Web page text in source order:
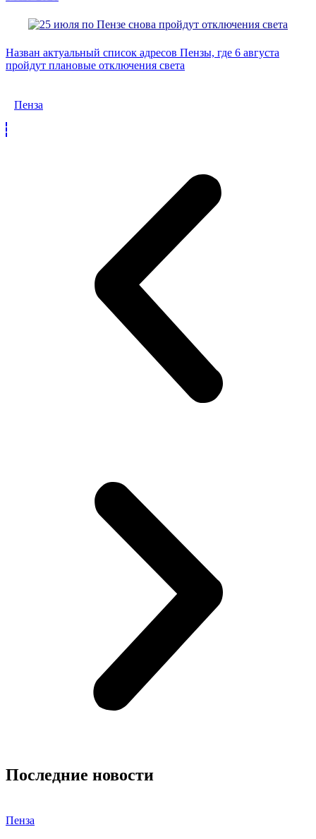
Назван актуальный список адресов Пензы, где 6 августа
пройдут плановые отключения света
Пенза
Последние новости
Пенза